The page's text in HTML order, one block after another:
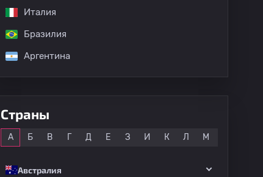
Италия
Бразилия
Аргентина
Страны
А Б В Г Д Е З И К Л М
Австралия